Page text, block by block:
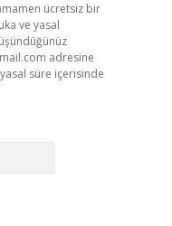
ücretsiz bir
ve yasal
adresine
süre içerisinde